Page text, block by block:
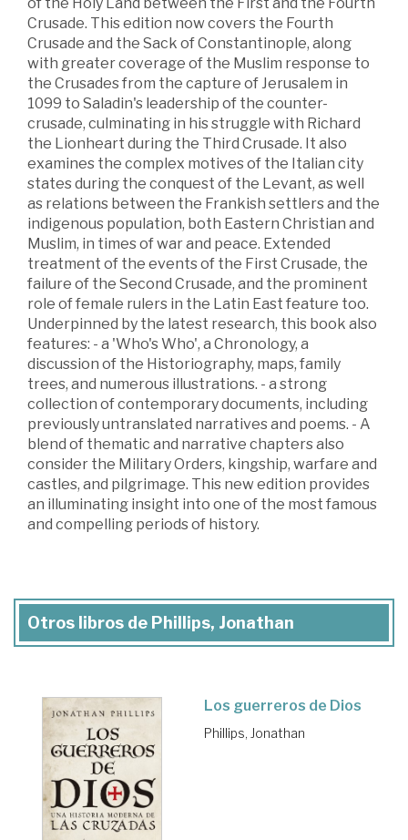
Crusade. This edition now covers the Fourth
Crusade and the Sack of Constantinople, along
with greater coverage of the Muslim response to
the Crusades from the capture of Jerusalem in
1099 to Saladin's leadership of the counter-
crusade, culminating in his struggle with Richard
the Lionheart during the Third Crusade. It also
examines the complex motives of the Italian city
states during the conquest of the Levant, as well
as relations between the Frankish settlers and the
indigenous population, both Eastern Christian and
Muslim, in times of war and peace. Extended
treatment of the events of the First Crusade, the
failure of the Second Crusade, and the prominent
role of female rulers in the Latin East feature too.
Underpinned by the latest research, this book also
features: - a 'Who's Who', a Chronology, a
discussion of the Historiography, maps, family
trees, and numerous illustrations. - a strong
collection of contemporary documents, including
previously untranslated narratives and poems. - A
blend of thematic and narrative chapters also
consider the Military Orders, kingship, warfare and
castles, and pilgrimage. This new edition provides
an illuminating insight into one of the most famous
and compelling periods of history.
Otros libros de Phillips, Jonathan
Los guerreros de Dios
Phillips, Jonathan